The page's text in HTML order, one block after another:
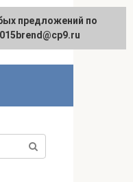
предложений по